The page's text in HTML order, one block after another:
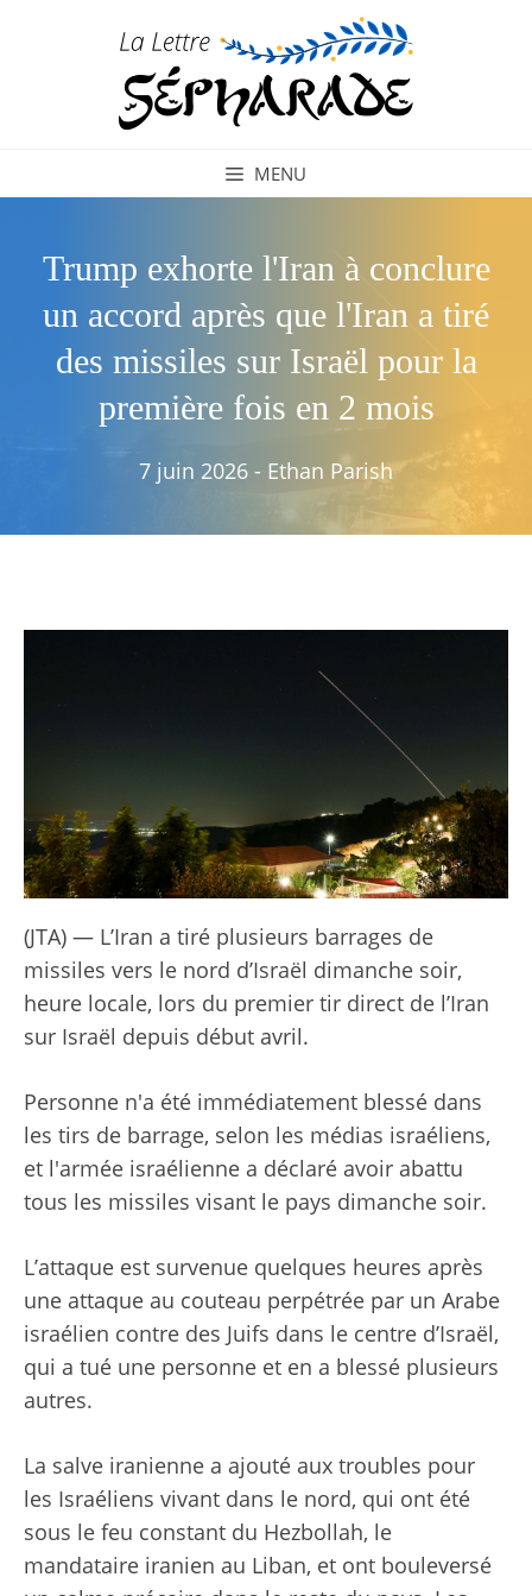
MENU
Trump exhorte l'Iran à conclure
un accord après que l'Iran a tiré
des missiles sur Israël pour la
première fois en 2 mois
7 juin 2026 - Ethan Parish
(JTA) — L’Iran a tiré plusieurs barrages de
missiles vers le nord d’Israël dimanche soir,
heure locale, lors du premier tir direct de l’Iran
sur Israël depuis début avril.
Personne n'a été immédiatement blessé dans
les tirs de barrage, selon les médias israéliens,
et l'armée israélienne a déclaré avoir abattu
tous les missiles visant le pays dimanche soir.
L’attaque est survenue quelques heures après
une attaque au couteau perpétrée par un Arabe
israélien contre des Juifs dans le centre d’Israël,
qui a tué une personne et en a blessé plusieurs
autres.
La salve iranienne a ajouté aux troubles pour
les Israéliens vivant dans le nord, qui ont été
sous le feu constant du Hezbollah, le
mandataire iranien au Liban, et ont bouleversé